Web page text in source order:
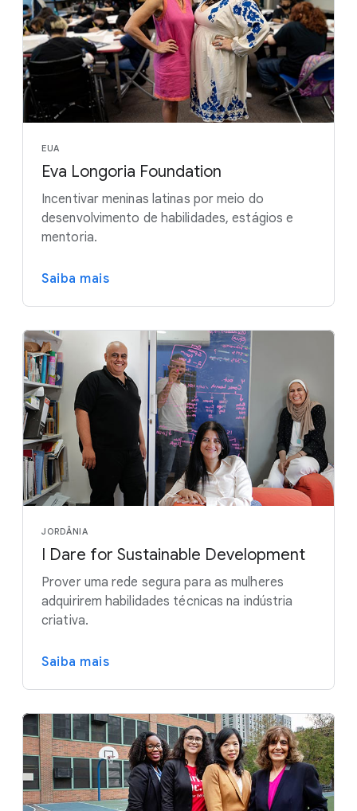
EUA
Eva Longoria Foundation
Incentivar meninas latinas por meio do
desenvolvimento de habilidades, estágios e
mentoria.
Saiba mais
JORDÂNIA
I Dare for Sustainable Development
Prover uma rede segura para as mulheres
adquirirem habilidades técnicas na indústria
criativa.
Saiba mais